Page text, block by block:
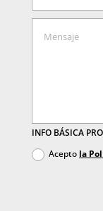
INFO BÁSICA
Acepto la